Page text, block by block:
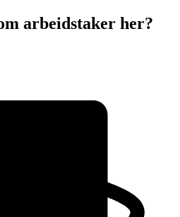
arbeidstaker her?